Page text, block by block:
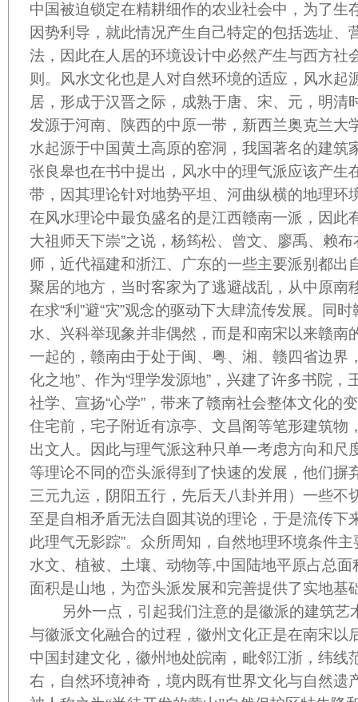
中国被迫锁定在精耕细作的农业社会中，为了生
因势利导，就此情况产生自己特定的包括选址、
法，因此在人居的环境设计中必然产生与西方社
则。风水文化也是人对自然环境的适应，风水起
居，形成于汉晋之际，成熟于唐、宋、元，明清
发源于河南、陕西的中原一带，新西兰奥克兰大
水起源于中国黄土高原的窑洞，我国著名的建筑
张良皋也在书中提出，风水中的理气派应该产生
带，因其理论针对地势平坦、河曲纵横的地理环
在风水理论中最负盛名的是江西赣南一派，因此
大祖师天下崇”之说，杨筠松、曾文、廖禹、赖
师，近代福建和浙江、广东的一些主要派别都出
聚居的地方，当时客家为了逃避战乱，从中原南
在求“利”避“灾”观念的驱动下大肆流传发展。同
水、兴科举现象并非偶然，而是和南宋以来赣南
一起的，赣南由于处于闽、粤、湘、赣四省边界
化之地”、作为“理学发源地”，兴建了许多书院，
社学、宣扬“心学”，带来了赣南社会整体文化的
住宅前，宅子附近有凉亭、文昌阁等笔形建筑物
出文人。因此与理气派这种只单一考虑方向和尺
等理论不同的峦头派得到了快速的发展，他们摒
三元九运，阴阳五行，先后天八卦并用）一些不
至是自相矛盾无法自圆其说的理论，于是流传下
此理气无影踪”。众所周知，自然地理环境条件
水文、植被、土壤、动物等,中国陆地平原占总面
面积是山地，为峦头派发展和完善提供了实地基
另外一点，引起我们注意的是徽派的建筑艺
与徽派文化融合的过程，徽州文化正是在南宋以
中国封建文化，徽州地处皖南，毗邻江浙，纬线
右，自然环境神奇，境内既有世界文化与自然遗